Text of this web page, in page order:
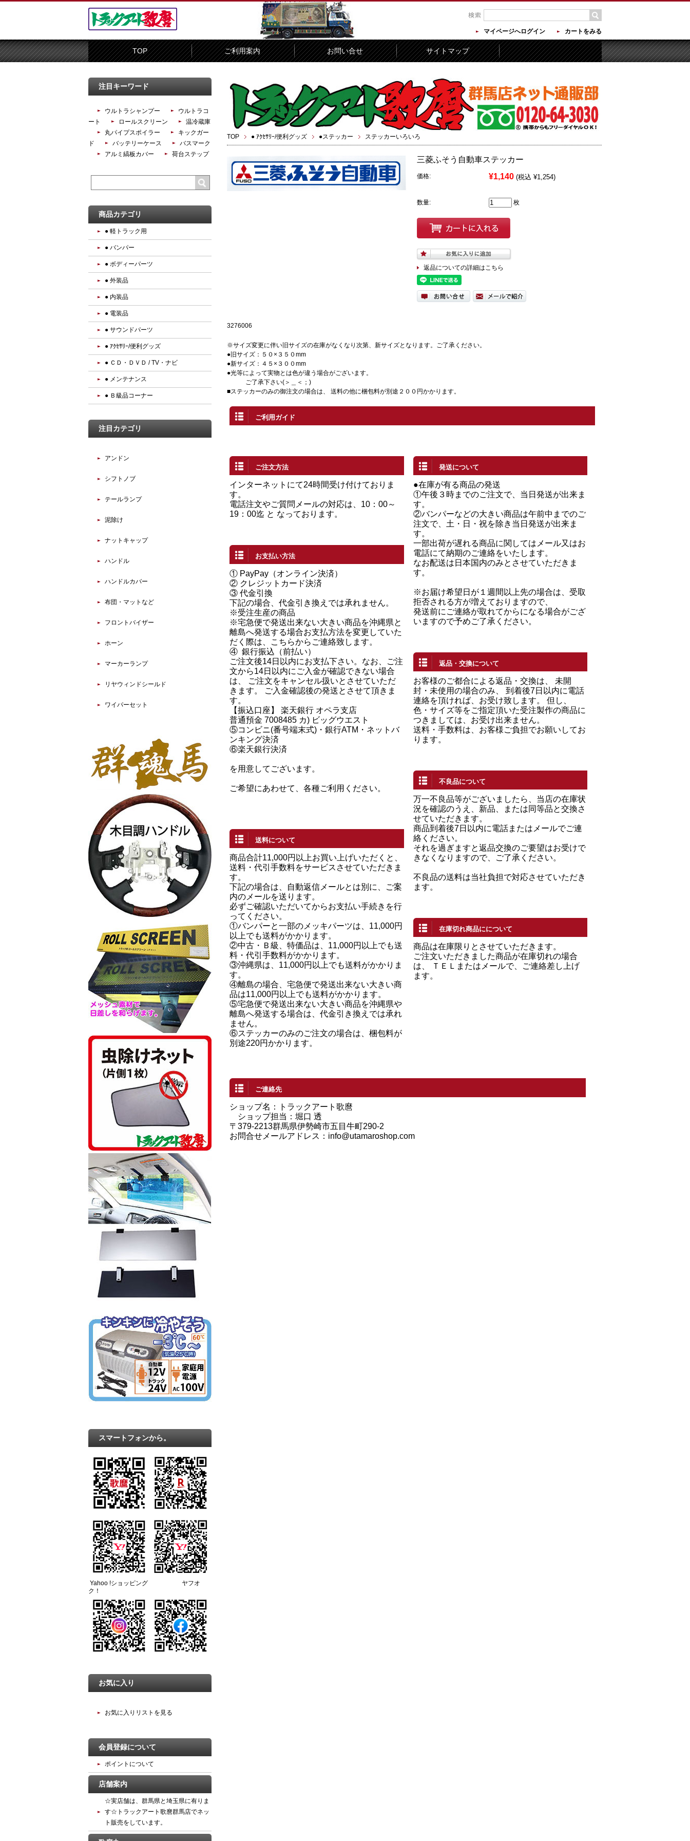
マイページへログイン カートをみる
TOP ご利用案内 お問い合せ サイトマップ
TOP ● ｱｸｾｻﾘｰ/便利グッズ ●ステッカー ステッカーいろいろ
三菱ふそう自動車ステッカー
価格: ¥1,140 (税込 ¥1,254)
数量: 枚
返品についての詳細はこちら
3276006
※サイズ変更に伴い旧サイズの在庫がなくなり次第、新サイズとなります。ご了承ください。
●旧サイズ：５０×３５０mm
●新サイズ：４５×３００mm
●光等によって実物とは色が違う場合がございます。
ご了承下さい(＞＿＜；)
■ステッカーのみの御注文の場合は、 送料の他に梱包料が別途２００円かかります。
ご利用ガイド
ご注文方法
インターネットにて24時間受け付けておりま
す。
電話注文やご質問メールの対応は、10：00～
19：00迄 と なっております。
お支払い方法
① PayPay（オンライン決済）
② クレジットカード決済
③ 代金引換
下記の場合、代金引き換えでは承れません。
※受注生産の商品
※宅急便で発送出来ない大きい商品を沖縄県と
離島へ発送する場合お支払方法を変更していた
だく際は、こちらからご連絡致します。
④ 銀行振込（前払い）
ご注文後14日以内にお支払下さい。なお、ご注
文から14日以内にご入金が確認できない場合
は、 ご注文をキャンセル扱いとさせていただ
きます。 ご入金確認後の発送とさせて頂きま
す。
【振込口座】 楽天銀行 オペラ支店
普通預金 7008485 カ) ビッグウエスト
⑤コンビニ(番号端末式)・銀行ATM・ネットバ
ンキング決済
⑥楽天銀行決済
を用意してございます。
ご希望にあわせて、各種ご利用ください。
送料について
商品合計11,000円以上お買い上げいただくと、
送料・代引手数料をサービスさせていただきま
す。
下記の場合は、自動返信メールとは別に、ご案
内のメールを送ります。
必ずご確認いただいてからお支払い手続きを行
ってください。
①バンパーと一部のメッキパーツは、11,000円
以上でも送料がかかります。
②中古・Ｂ級、特価品は、11,000円以上でも送
料・代引手数料がかかります。
③沖縄県は、11,000円以上でも送料がかかりま
す。
④離島の場合、宅急便で発送出来ない大きい商
品は11,000円以上でも送料がかかります。
⑤宅急便で発送出来ない大きい商品を沖縄県や
離島へ発送する場合は、代金引き換えでは承れ
ません。
⑥ステッカーのみのご注文の場合は、梱包料が
別途220円かかります。
発送について
●在庫が有る商品の発送
①午後３時までのご注文で、当日発送が出来ま
す。
②バンパーなどの大きい商品は午前中までのご
注文で、土・日・祝を除き当日発送が出来ま
す。
一部出荷が遅れる商品に関してはメール又はお
電話にて納期のご連絡をいたします。
なお配送は日本国内のみとさせていただきま
す。
※お届け希望日が１週間以上先の場合は、受取
拒否される方が増えておりますので、
発送前にご連絡が取れてからになる場合がござ
いますので予めご了承ください。
返品・交換について
お客様のご都合による返品・交換は、 未開
封・未使用の場合のみ、 到着後7日以内に電話
連絡を頂ければ、お受け致します。 但し、
色・サイズ等をご指定頂いた受注製作の商品に
つきましては、お受け出来ません。
送料・手数料は、お客様ご負担でお願いしてお
ります。
不良品について
万一不良品等がございましたら、当店の在庫状
況を確認のうえ、新品、または同等品と交換さ
せていただきます。
商品到着後7日以内に電話またはメールでご連
絡ください。
それを過ぎますと返品交換のご要望はお受けで
きなくなりますので、ご了承ください。
不良品の送料は当社負担で対応させていただき
ます。
在庫切れ商品にについて
商品は在庫限りとさせていただきます。
ご注文いただきました商品が在庫切れの場合
は、 ＴＥＬまたはメールで、ご連絡差し上げ
ます。
ご連絡先
ショップ名：トラックアート歌麿
ショップ担当：堀口 透
〒379-2213群馬県伊勢崎市五目牛町290-2
お問合せメールアドレス： info@utamaroshop.com
注目キーワード
ウルトラシャンプー
ウルトラコ
ート
ロールスクリーン
温冷蔵庫
丸パイプスポイラー
キックガー
ド
バッテリーケース
バスマーク
アルミ縞板カバー
荷台ステップ
商品カテゴリ
● 軽トラック用
● バンパー
● ボディーパーツ
● 外装品
● 内装品
● 電装品
● サウンドパーツ
● ｱｸｾｻﾘｰ/便利グッズ
● ＣＤ・ＤＶＤ / TV・ナビ
● メンテナンス
● Ｂ級品コーナー
注目カテゴリ
アンドン
シフトノブ
テールランプ
泥除け
ナットキャップ
ハンドル
ハンドルカバー
布団・マットなど
フロントバイザー
ホーン
マーカーランプ
リヤウィンドシールド
ワイパーセット
スマートフォンから。
Yahoo !ショッピング ヤフオ
ク！
お気に入り
お気に入りリストを見る
会員登録について
ポイントについて
店舗案内
☆実店舗は、群馬県と埼玉県に有りま
す☆トラックアート歌麿群馬店でネッ
ト販売をしています。